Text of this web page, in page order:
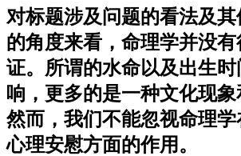
对标题涉及问题的看法及
的角度来看，命理学并没
证。所谓的水命以及出生
响，更多的是一种文化现象
然而，我们不能忽视命理学
心理安慰方面的作用。